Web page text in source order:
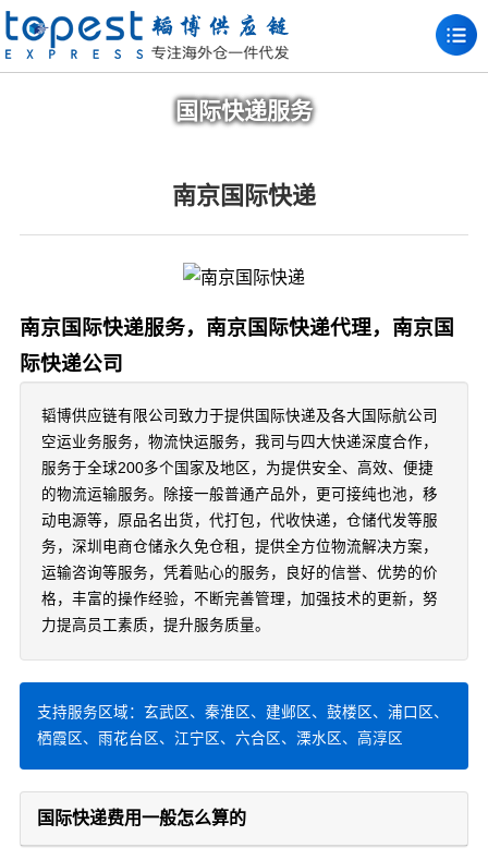
国际快递服务
南京国际快递
南京国际快递服务，南京国际快递代理，南京国
际快递公司
韬博供应链有限公司致力于提供国际快递及各大国际航公司
空运业务服务，物流快运服务，我司与四大快递深度合作，
服务于全球200多个国家及地区，为提供安全、高效、便捷
的物流运输服务。除接一般普通产品外，更可接纯也池，移
动电源等，原品名出货，代打包，代收快递，仓储代发等服
务，深圳电商仓储永久免仓租，提供全方位物流解决方案，
运输咨询等服务，凭着贴心的服务，良好的信誉、优势的价
格，丰富的操作经验，不断完善管理，加强技术的更新，努
力提高员工素质，提升服务质量。
支持服务区域：玄武区、秦淮区、建邺区、鼓楼区、浦口区、
栖霞区、雨花台区、江宁区、六合区、溧水区、高淳区
国际快递费用一般怎么算的